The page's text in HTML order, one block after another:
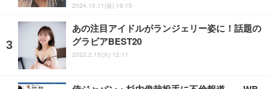
2024.10.11(金) 19:15
あの注目アイドルがランジェリー姿に！話題の
グラビアBEST20
2022.2.15(火) 12:11